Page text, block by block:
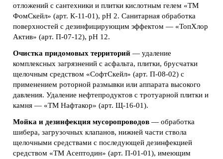
отложений с сантехники и плитки кислотным гелем «ТМ
ФомСкейл» (арт. К-11-01), pH 2. Санитарная обработка
поверхностей с дезинфицирующим эффектом — «ТопХлор
Актив» (арт. П-07-12), pH 12.
Очистка придомовых территорий — удаление
комплексных загрязнений с асфальта, плитки, брусчатки
щелочным средством «СофтСкейл» (арт. П-08-02) с
применением роторной размывки или аппарата высокого
давления. Удаление нефтепродуктов с тротуарной плитки и
камня — «ТМ Нафтакор» (арт. Щ-16-01).
Мойка и дезинфекция мусоропроводов — обработка
шибера, загрузочных клапанов, нижней части ствола
щелочными средствами с последующей дезинфекцией
средством «ТМ Асептодин» (арт. П-01-01), имеющим